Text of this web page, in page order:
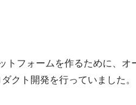
フォームを作るために、オ
クト開発を行っていました。